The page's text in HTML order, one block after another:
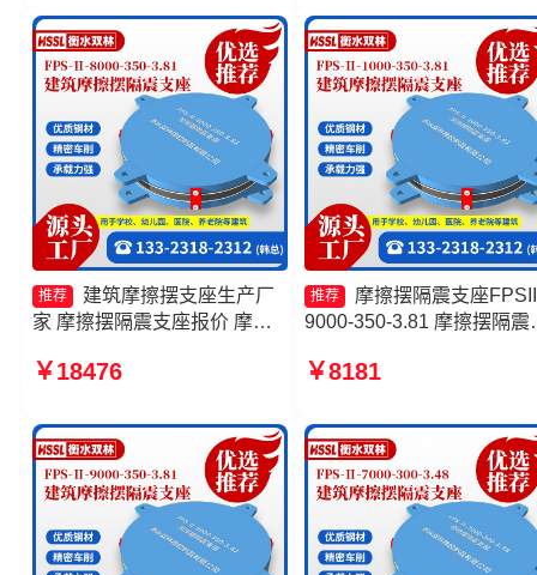
支座FPSII-6000-300-3.48源
头工厂
400-4.11
推荐
建筑摩擦摆支座生产厂
家 摩擦摆隔震支座报价 摩擦
3.81价格 建筑减隔震摩擦摆支
￥18476
推荐
摩擦摆隔震支座
9000-350-3.81 摩擦摆隔震
建筑摩擦摆隔震支座(FPS)
工厂
￥8181